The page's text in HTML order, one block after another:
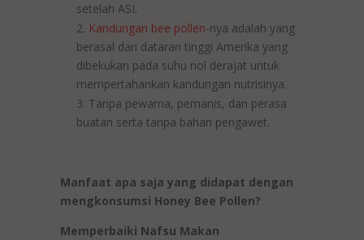
setelah ASI.
Kandungan bee pollen-nya adalah yang
berasal dari dataran tinggi Amerika yang
dibekukan pada suhu nol derajat untuk
mempertahankan kandungan nutrisinya.
Tanpa pewarna, pemanis, dan perasa
buatan serta tanpa bahan pengawet.
Manfaat apa saja yang didapat dengan
mengkonsumsi Honey Bee Pollen?
Memperbaiki Nafsu Makan